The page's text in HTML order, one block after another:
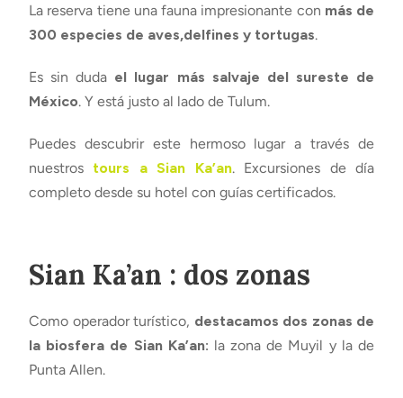
La reserva tiene una fauna impresionante con más de
300 especies de aves,delfines y tortugas.
Es sin duda el lugar más salvaje del sureste de
México. Y está justo al lado de Tulum.
Puedes descubrir este hermoso lugar a través de
nuestros tours a Sian Ka’an. Excursiones de día
completo desde su hotel con guías certificados.
Sian Ka’an : dos zonas
Como operador turístico, destacamos dos zonas de
la biosfera de Sian Ka’an: la zona de Muyil y la de
Punta Allen.